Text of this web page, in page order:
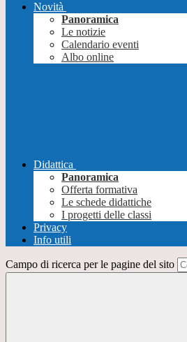
Novità
Panoramica
Le notizie
Calendario eventi
Albo online
Didattica
Panoramica
Offerta formativa
Le schede didattiche
I progetti delle classi
Privacy
Info utili
Campo di ricerca per le pagine del sito